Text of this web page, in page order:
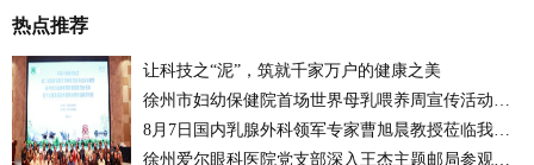
热点推荐
让科技之“泥”，筑就千家万户的健康之美